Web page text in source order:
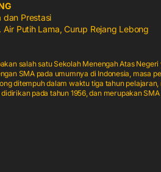
Prestasi
Air Putih Lama, Curup Rejang Lebong
salah satu Sekolah Menengah Atas Negeri
SMA pada umumnya di Indonesia, masa
ditempuh dalam waktu tiga tahun pelajaran,
pada tahun 1956, dan merupakan